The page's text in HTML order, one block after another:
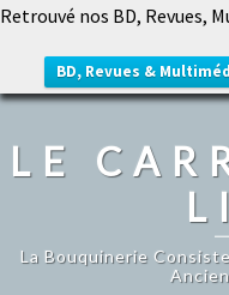
Retrouvé nos BD, Revues,
BD, Revues &
LE CARROUSEL DU
LE
La Bouquinerie